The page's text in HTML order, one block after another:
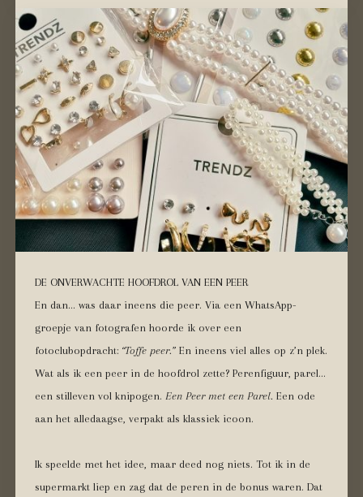
DE ONVERWACHTE HOOFDROL VAN EEN PEER
En dan… was daar ineens die peer. Via een WhatsApp-
groepje van fotografen hoorde ik over een
fotoclubopdracht: “Toffe peer.” En ineens viel alles op z’n plek.
Wat als ik een peer in de hoofdrol zette? Perenfiguur, parel…
een stilleven vol knipogen. Een Peer met een Parel. Een ode
aan het alledaagse, verpakt als klassiek icoon.
Ik speelde met het idee, maar deed nog niets. Tot ik in de
supermarkt liep en zag dat de peren in de bonus waren. Dat